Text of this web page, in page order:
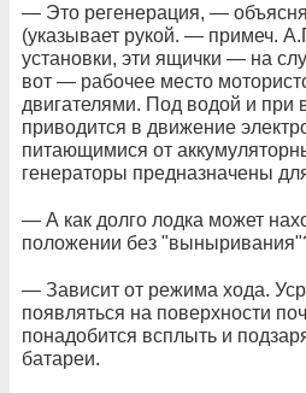
— Это регенерация, —
(указывает рукой. — примеч.
установки, эти ящички — на
вот — рабочее место
двигателями. Под водой и при
приводится в движение
питающимися от
генераторы предназначены
— А как долго лодка может
положении без
— Зависит от режима хода.
появляться на поверхности
понадобится всплыть и
батареи.